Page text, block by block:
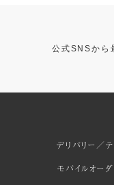
公式SNSから
デリバリー／テ
モバイルオー